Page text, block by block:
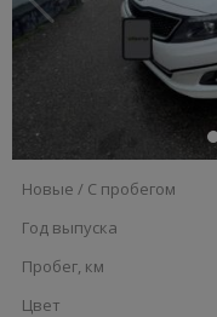
Новые / С пробегом
Год выпуска
Пробег, км
Цвет